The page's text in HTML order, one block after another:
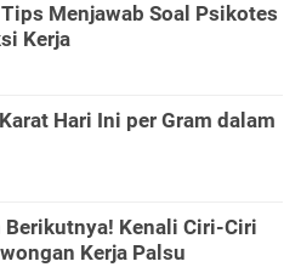
Menjawab Soal Psikotes
Kerja
Hari Ini per Gram dalam
Kenali Ciri-Ciri
Kerja Palsu